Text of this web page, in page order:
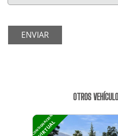
ENVIAR
OTROS
CONSIGNACION
VIRTUAL